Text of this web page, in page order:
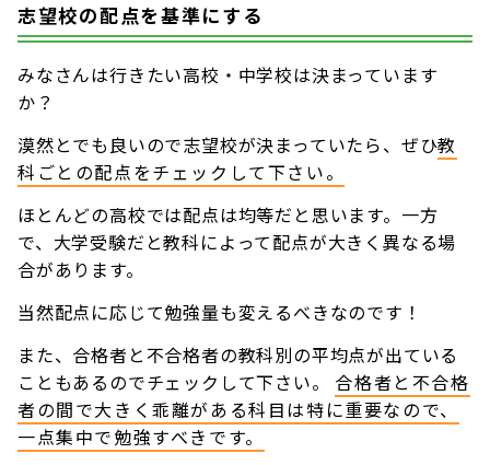
志望校の配点を基準にする
みなさんは行きたい高校・中学校は決まっています
か？
漠然とでも良いので志望校が決まっていたら、ぜひ教
科ごとの配点をチェックして下さい。
ほとんどの高校では配点は均等だと思います。一方
で、大学受験だと教科によって配点が大きく異なる場
合があります。
当然配点に応じて勉強量も変えるべきなのです！
また、合格者と不合格者の教科別の平均点が出ている
こともあるのでチェックして下さい。 合格者と不合格
者の間で大きく乖離がある科目は特に重要なので、
一点集中で勉強すべきです。